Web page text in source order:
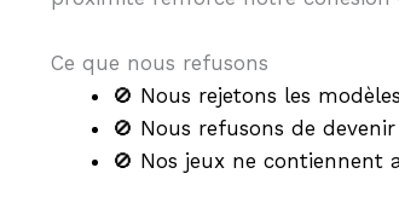
Ce que nous refusons
🚫 Nous rejetons les
🚫 Nous refusons de
🚫 Nos jeux ne contiennent